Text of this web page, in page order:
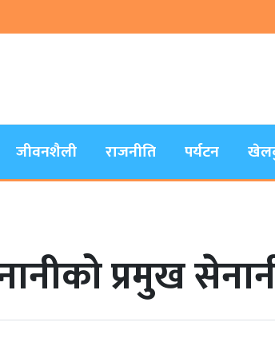
जीवनशैली राजनीति पर्यटन
प्रमुख